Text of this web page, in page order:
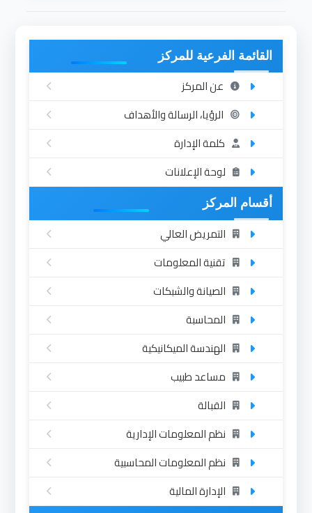
القائمة الفرعية للمركز
عن المركز
الرؤيا، الرسالة والأهداف
كلمة الإدارة
لوحة الإعلانات
أقسام المركز
التمريض العالي
تقنية المعلومات
الصيانة والشبكات
المحاسبة
الهندسة الميكانيكية
مساعد طبيب
القبالة
نظم المعلومات الإدارية
نظم المعلومات المحاسبية
الإدارة المالية